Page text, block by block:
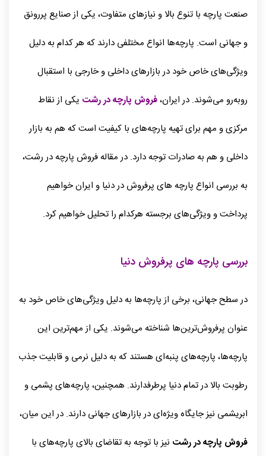
صنعت پارچه‌ با تنوع بالا و نیازهای متفاوت، یکی از صنایع پررونق
و جهانی است. پارچه‌ها انواع مختلفی دارند که هر کدام به دلیل
ویژگی‌های خاص خود در بازارهای داخلی و خارجی با استقبال
روبه‌رو می‌شوند. در ایران،فروش پارچه در رشت یکی از نقاط
مرکزی و مهم برای تهیه پارچه‌های با کیفیت است که هم به بازار
داخلی و هم به صادرات توجه دارد. در مقاله فروش پارچه در رشت،
به بررسی انواع پارچه‌ های پرفروش در دنیا و ایران خواهیم
پرداخت و ویژگی‌های برجسته هرکدام را تحلیل خواهیم کرد.
بررسی پارچه‌ های پرفروش دنیا
در سطح جهانی، برخی از پارچه‌ها به دلیل ویژگی‌های خاص خود به
عنوان پرفروش‌ترین‌ها شناخته می‌شوند. یکی از مهم‌ترین این
پارچه‌ها، پارچه‌های پنبه‌ای هستند که به دلیل نرمی و قابلیت جذب
رطوبت بالا در تمام دنیا پرطرفدارند. همچنین، پارچه‌های پشمی و
ابریشمی نیز جایگاه ویژه‌ای در بازارهای جهانی دارند. در این میان،
فروش پارچه در رشت نیز با توجه به تقاضای بالای پارچه‌های با